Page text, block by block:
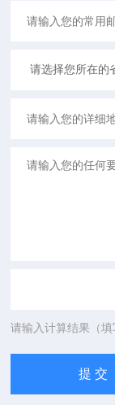
请输入计算结果（